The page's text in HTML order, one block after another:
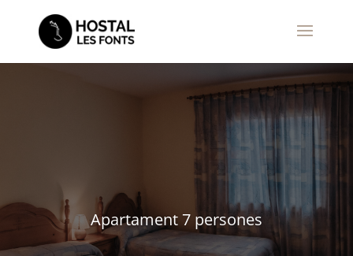
Apartament 7 persones